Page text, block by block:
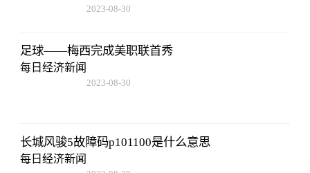
2023-08-30
足球——梅西完成美职联首秀
每日经济新闻
2023-08-30
长城风骏5故障码p101100是什么意思
每日经济新闻